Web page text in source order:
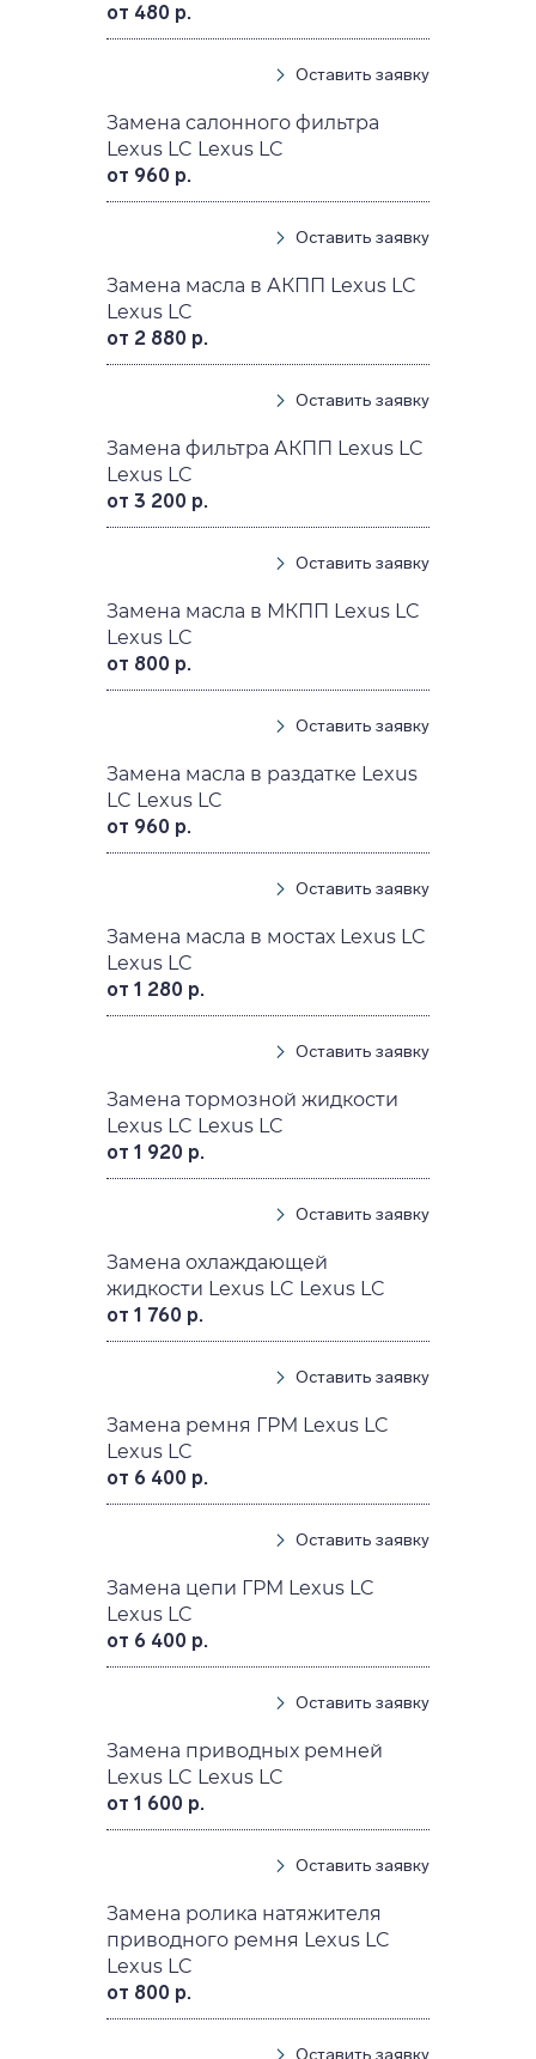
от 480 р.
Оставить заявку
Замена салонного фильтра
Lexus LC Lexus LC
от 960 р.
Оставить заявку
Замена масла в АКПП Lexus LC
Lexus LC
от 2 880 р.
Оставить заявку
Замена фильтра АКПП Lexus LC
Lexus LC
от 3 200 р.
Оставить заявку
Замена масла в МКПП Lexus LC
Lexus LC
от 800 р.
Оставить заявку
Замена масла в раздатке Lexus
LC Lexus LC
от 960 р.
Оставить заявку
Замена масла в мостах Lexus LC
Lexus LC
от 1 280 р.
Оставить заявку
Замена тормозной жидкости
Lexus LC Lexus LC
от 1 920 р.
Оставить заявку
Замена охлаждающей
жидкости Lexus LC Lexus LC
от 1 760 р.
Оставить заявку
Замена ремня ГРМ Lexus LC
Lexus LC
от 6 400 р.
Оставить заявку
Замена цепи ГРМ Lexus LC
Lexus LC
от 6 400 р.
Оставить заявку
Замена приводных ремней
Lexus LC Lexus LC
от 1 600 р.
Оставить заявку
Замена ролика натяжителя
приводного ремня Lexus LC
Lexus LC
от 800 р.